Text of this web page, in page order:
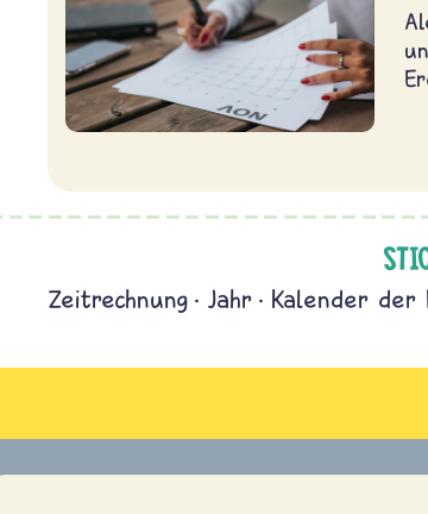
Zeitrechnung Jahr Kalender der